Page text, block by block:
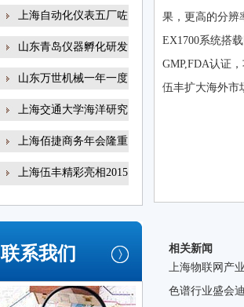
上海自动化仪表五厂咗
山东青岛仪器孵化研发
山东万世机械一年一度
上海交通大学海洋研究
上海佰捷商务年会隆重
上海伍丰精彩亮相2015
联系我们
果，更高的分辨
EX1700系统搭
GMP,FDA认证
伍丰扩大海外市
相关新闻
上海物联网产
色谱行业盛会